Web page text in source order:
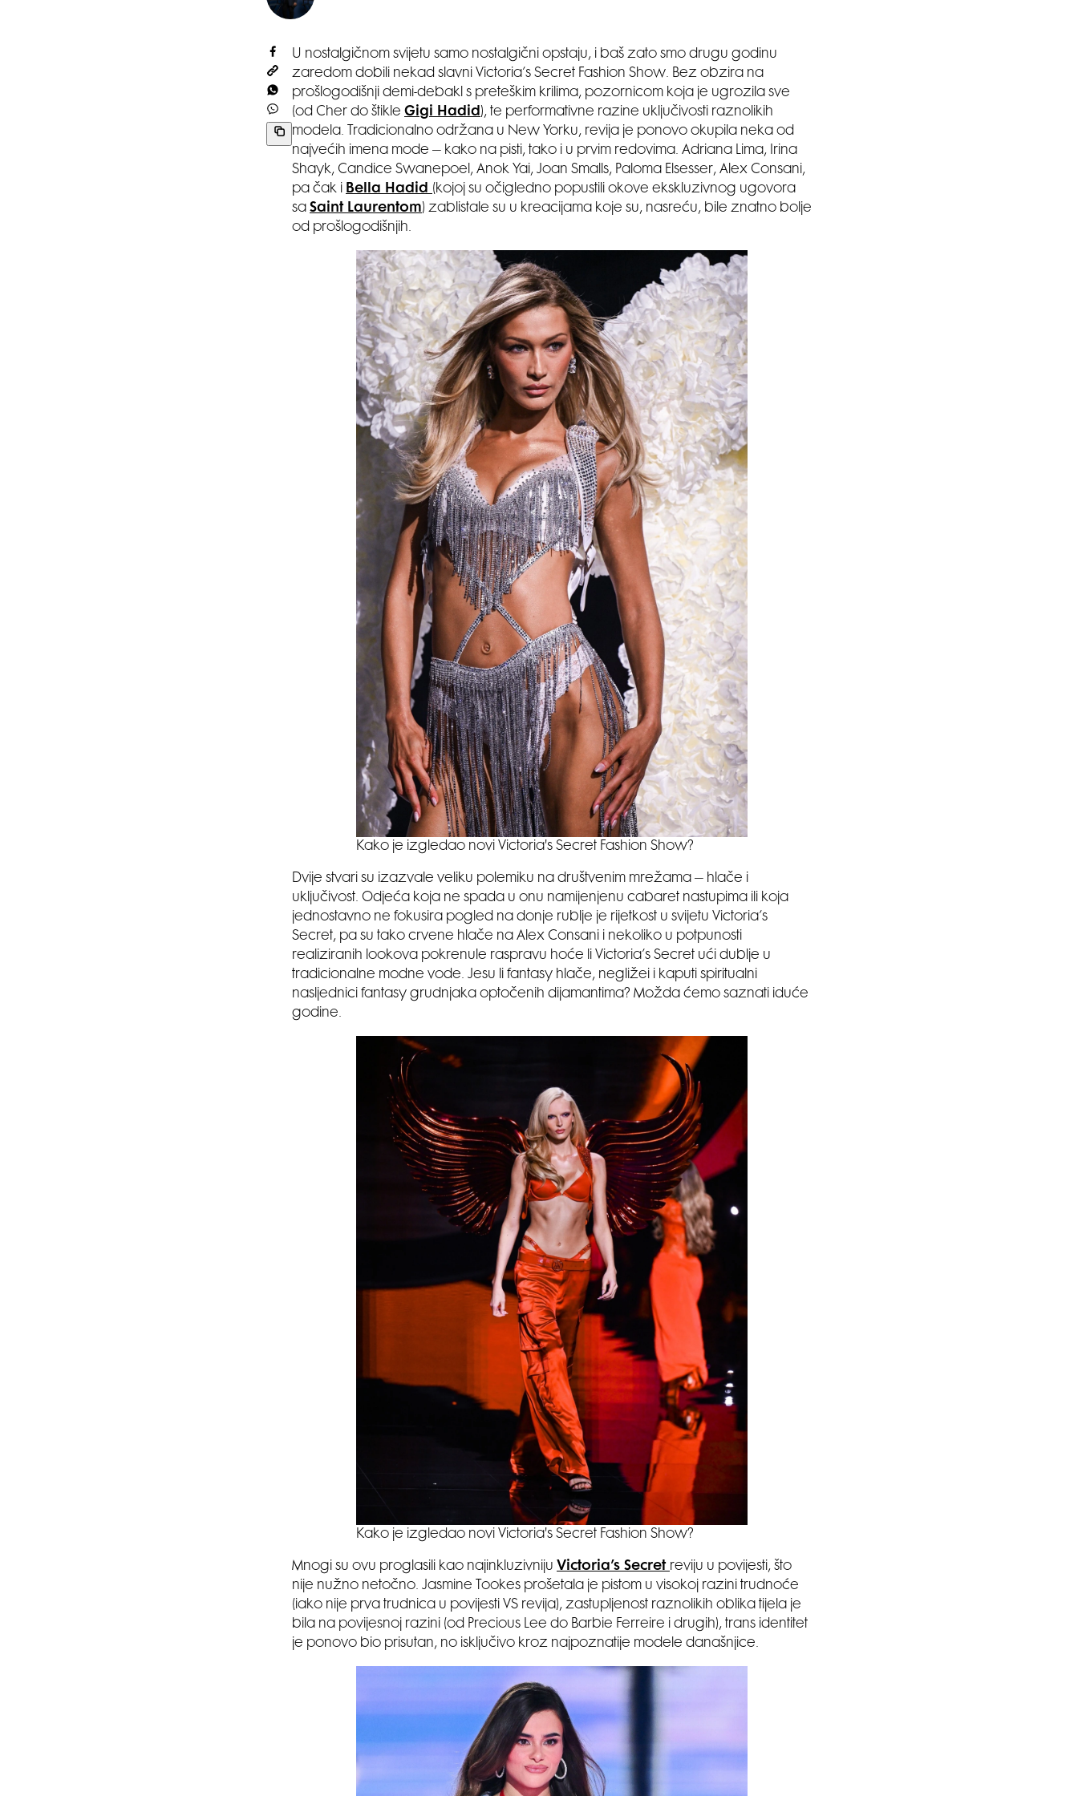
U nostalgičnom svijetu samo nostalgični opstaju, i baš zato smo drugu godinu
zaredom dobili nekad slavni Victoria’s Secret Fashion Show. Bez obzira na
prošlogodišnji demi-debakl s preteškim krilima, pozornicom koja je ugrozila sve
(od Cher do štikle Gigi Hadid), te performativne razine uključivosti raznolikih
modela. Tradicionalno održana u New Yorku, revija je ponovo okupila neka od
najvećih imena mode – kako na pisti, tako i u prvim redovima. Adriana Lima, Irina
Shayk, Candice Swanepoel, Anok Yai, Joan Smalls, Paloma Elsesser, Alex Consani,
pa čak i Bella Hadid (kojoj su očigledno popustili okove ekskluzivnog ugovora
sa Saint Laurentom) zablistale su u kreacijama koje su, nasreću, bile znatno bolje
od prošlogodišnjih.
Kako je izgledao novi Victoria's Secret Fashion Show?
Dvije stvari su izazvale veliku polemiku na društvenim mrežama – hlače i
uključivost. Odjeća koja ne spada u onu namijenjenu cabaret nastupima ili koja
jednostavno ne fokusira pogled na donje rublje je rijetkost u svijetu Victoria’s
Secret, pa su tako crvene hlače na Alex Consani i nekoliko u potpunosti
realiziranih lookova pokrenule raspravu hoće li Victoria’s Secret ući dublje u
tradicionalne modne vode. Jesu li fantasy hlače, negližei i kaputi spiritualni
nasljednici fantasy grudnjaka optočenih dijamantima? Možda ćemo saznati iduće
godine.
Kako je izgledao novi Victoria's Secret Fashion Show?
Mnogi su ovu proglasili kao najinkluzivniju Victoria’s Secret reviju u povijesti, što
nije nužno netočno. Jasmine Tookes prošetala je pistom u visokoj razini trudnoće
(iako nije prva trudnica u povijesti VS revija), zastupljenost raznolikih oblika tijela je
bila na povijesnoj razini (od Precious Lee do Barbie Ferreire i drugih), trans identitet
je ponovo bio prisutan, no isključivo kroz najpoznatije modele današnjice.